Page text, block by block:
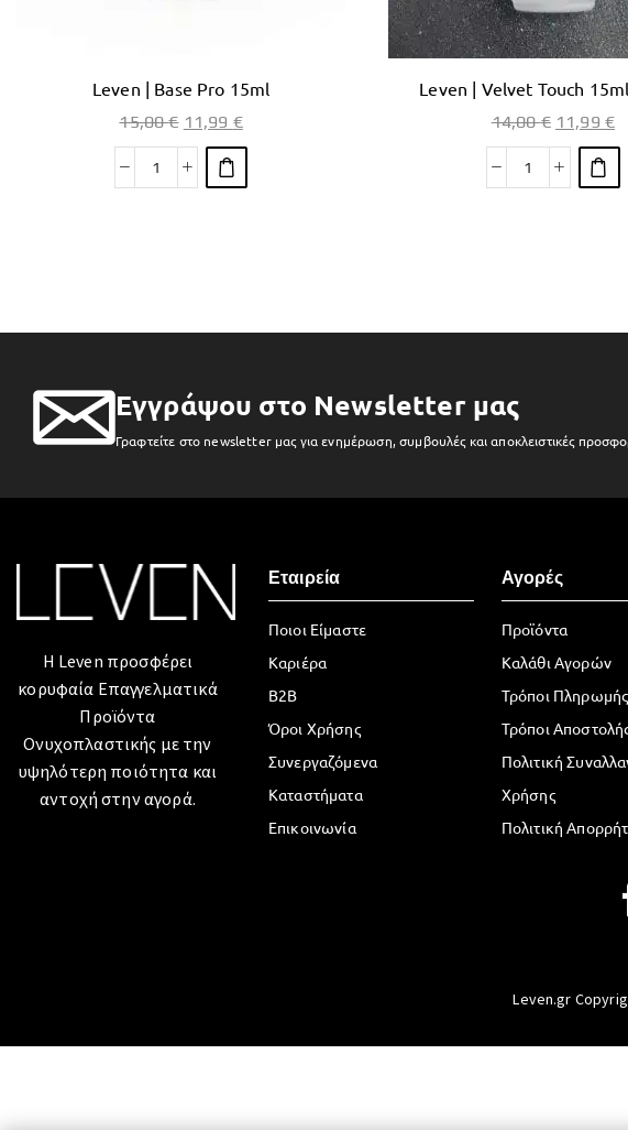
Leven | Base Pro 15ml
15,00€ 11,99 €
Leven | Velvet Touch
14,00€ 11,99 €
Εγγράψου στο Newsletter μας
Γραφτείτε στο newsletter μας για ενημέρωση, συμβουλές και αποκλειστικές
Η Leven προσφέρει
κορυφαία Επαγγελματικά
Προϊόντα
Ονυχοπλαστικής με την
υψηλότερη ποιότητα και
αντοχή στην αγορά.
Εταιρεία
Ποιοι Είμαστε
Καριέρα
B2B
Όροι Χρήσης
Συνεργαζόμενα
Καταστήματα
Επικοινωνία
Αγορές
Προϊόντα
Καλάθι Αγορών
Τρόποι Πληρωμής
Τρόποι
Πολιτική
Χρήσης
Πολιτική
Leven.gr